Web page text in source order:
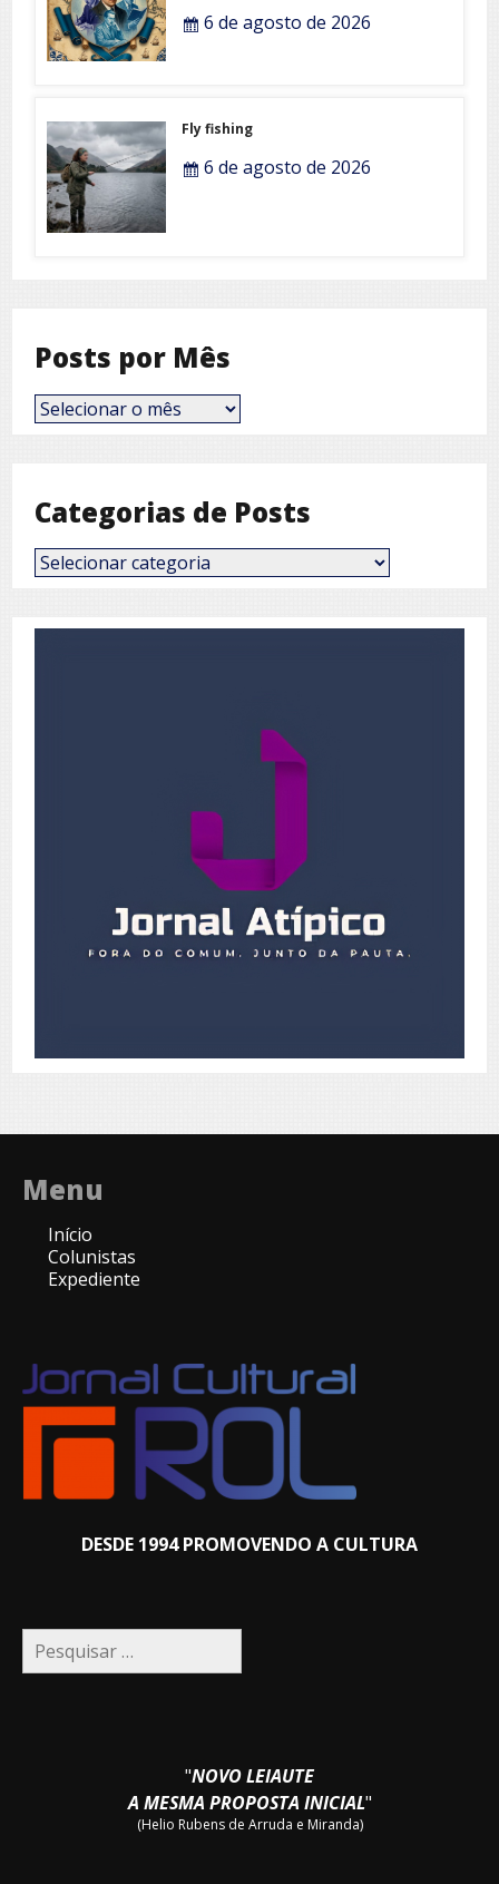
6 de agosto de 2026
Fly fishing
6 de agosto de 2026
Posts por Mês
Posts
por
Categorias de Posts
Categorias
de
Menu
Início
Colunistas
Expediente
DESDE 1994 PROMOVENDO A CULTURA
Pesquisar
por:
"NOVO LEIAUTE
A MESMA PROPOSTA INICIAL"
(Helio Rubens de Arruda e Miranda)